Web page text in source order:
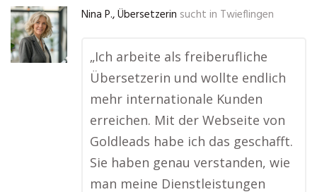
Nina P., Übersetzerin sucht in Twieflingen
„Ich arbeite als freiberufliche
Übersetzerin und wollte endlich
mehr internationale Kunden
erreichen. Mit der Webseite von
Goldleads habe ich das geschafft.
Sie haben genau verstanden, wie
man meine Dienstleistungen